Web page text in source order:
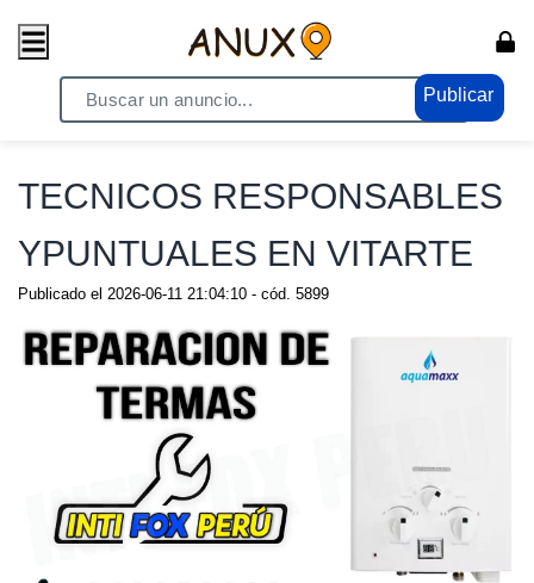
Publicar
/ Servicios / Servicios Generales
TECNICOS RESPONSABLES
YPUNTUALES EN VITARTE
Publicado el 2026-06-11 21:04:10 - cód. 5899